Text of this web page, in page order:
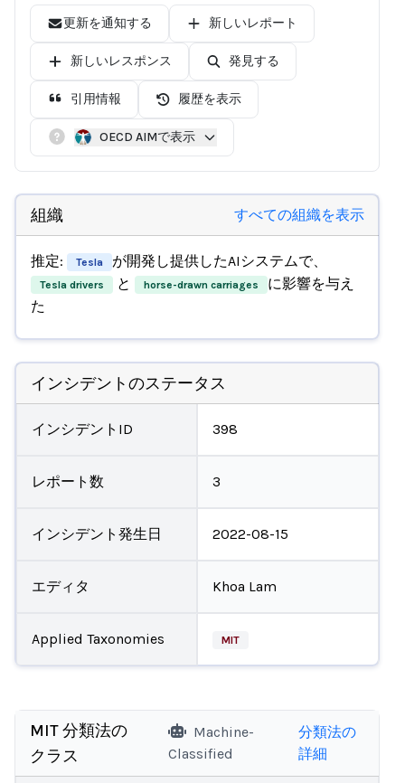
更新を通知する 新しいレポート
新しいレスポンス 発見する
引用情報 履歴を表示
OECD AIMで表示
組織 すべての組織を表示
推定: Tesla が開発し提供したAIシステムで、
Tesla drivers と horse-drawn carriages
に影響を与え
た
インシデントのステータス
インシデントID 398
レポート数 3
インシデント発生日 2022-08-15
エディタ Khoa Lam
Applied Taxonomies MIT
MIT 分類法の
クラス
Machine-
Classified
分類法の
詳細